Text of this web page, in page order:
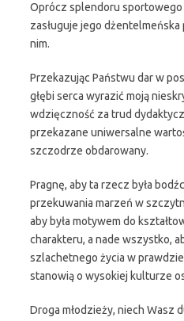
Oprócz splendoru
zasługuje jego
nim.
Przekazując Państwu dar w
głębi serca wyrazić moją
wdzięczność za trud
przekazane uniwersalne
szczodrze obdarowany.
Pragnę, aby ta rzecz była
przekuwania marzeń w
aby była motywem do
charakteru, a nade wszystko,
szlachetnego życia w
stanowią o wysokiej kulturze
Droga młodzieży, niech Wasz